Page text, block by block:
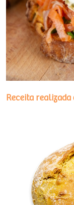
Receita realizada